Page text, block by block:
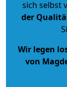
sich selbst
der
Wir legen
von